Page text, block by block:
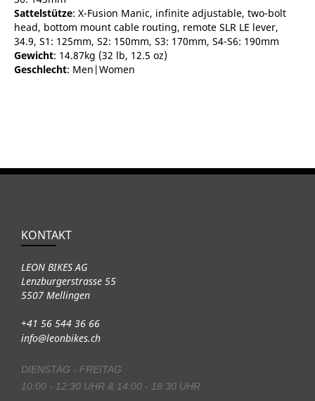
Sattelstütze: X-Fusion Manic, infinite adjustable, two-bolt
head, bottom mount cable routing, remote SLR LE lever,
34.9, S1: 125mm, S2: 150mm, S3: 170mm, S4-S6: 190mm
Gewicht: 14.87kg (32 lb, 12.5 oz)
Geschlecht: Men|Women
KONTAKT
LEON BIKES AG
Lenzburgerstrasse 55
5507 Mellingen
+41 56 544 36 66
info@leonbikes.ch
DIENSTAG - FREITAG
10:00 - 12:30 UHR & 14:00 - 18:30 UHR